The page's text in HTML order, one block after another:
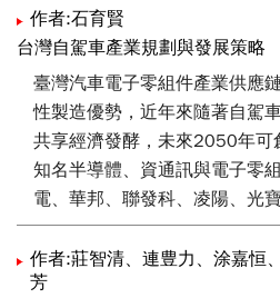
行政院整合經濟部、交通部、
智慧運輸與產業的發展，自動
慧運輸物流等服務上，將加速
為臺灣車輛和零組件產業往下
作者:石育賢
台灣自駕車產業規劃與發展策略
臺灣汽車電子零組件產業供應
性製造優勢，近年來隨著自駕
共享經濟發酵，未來2050年
知名半導體、資通訊與電子零
電、華邦、聯發科、凌陽、光
國際航電等已經在車電領域扮
矽谷產業政策希望經濟部推動
例，集合產業上下游發展以自
作者:莊智清、連豊力、涂嘉恒
芳